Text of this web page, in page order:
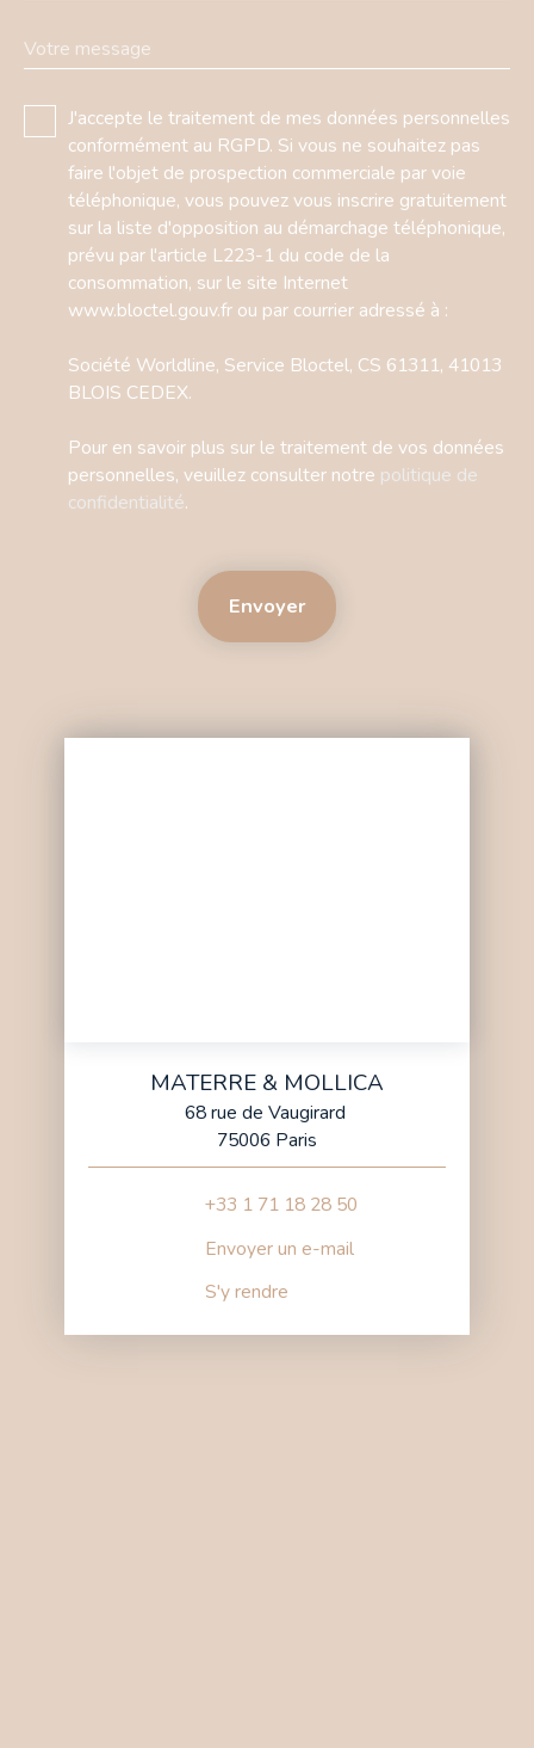
Votre message
J'accepte le traitement de mes données personnelles
conformément au RGPD. Si vous ne souhaitez pas
faire l'objet de prospection commerciale par voie
téléphonique, vous pouvez vous inscrire gratuitement
sur la liste d'opposition au démarchage téléphonique,
prévu par l'article L223-1 du code de la
consommation, sur le site Internet
www.bloctel.gouv.fr ou par courrier adressé à :
Société Worldline, Service Bloctel, CS 61311, 41013
BLOIS CEDEX.
Pour en savoir plus sur le traitement de vos données
personnelles, veuillez consulter notre politique de
confidentialité.
Envoyer
MATERRE & MOLLICA
68 rue de Vaugirard
75006 Paris
+33 1 71 18 28 50
Envoyer un e-mail
S'y rendre